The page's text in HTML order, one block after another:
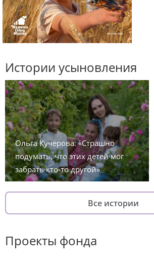
Истории усыновления
Ольга Кучерова: «Страшно
подумать, что этих детей мог
забрать кто-то другой»
Все истории
Проекты фонда